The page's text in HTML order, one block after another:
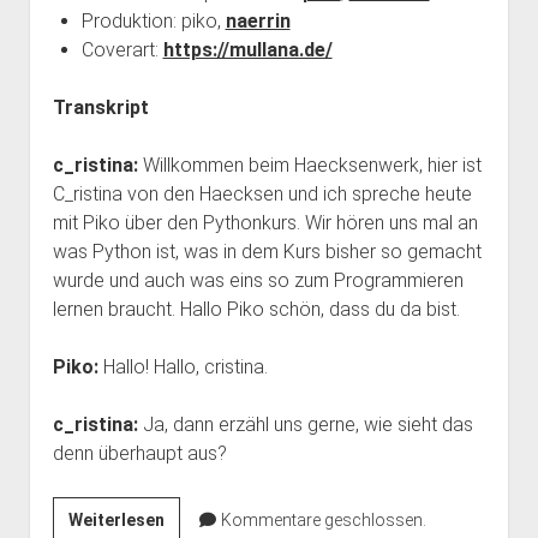
Produktion: piko, naerrin
Coverart: https://mullana.de/
Transkript
c_ristina:Willkommen beim Haecksenwerk, hier ist
C_ristina von den Haecksen und ich spreche heute
mit Piko über den Pythonkurs. Wir hören uns mal an
was Python ist, was in dem Kurs bisher so gemacht
wurde und auch was eins so zum Programmieren
lernen braucht. Hallo Piko schön, dass du da bist.
Piko:Hallo! Hallo, cristina.
c_ristina:Ja, dann erzähl uns gerne, wie sieht das
denn überhaupt aus?
Weiterlesenhckn011:Kommentare geschlossen.